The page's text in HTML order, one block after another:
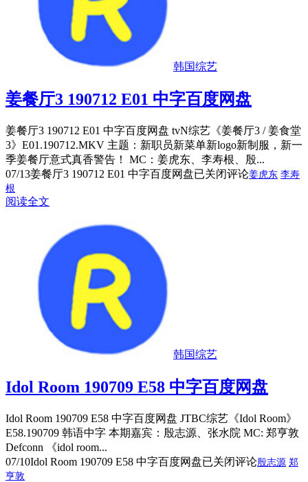
韩国综艺
姜餐厅3 190712 E01 中字百度网盘
姜餐厅3 190712 E01 中字百度网盘 tvN综艺《姜餐厅3 / 姜食堂
3》E01.190712.MKV 主题：新职员新菜单新logo新制服，新一
季姜餐厅意式真香警告！ MC：姜虎东、李寿根、殷...
07/13姜餐厅3 190712 E01 中字百度网盘已关闭评论姜虎东 李寿
根
阅读全文
韩国综艺
Idol Room 190709 E58 中字百度网盘
Idol Room 190709 E58 中字百度网盘 JTBC综艺《Idol Room》
E58.190709 韩语中字 本期嘉宾：殷志源、张水院 MC: 郑亨敦
Defconn 《idol room...
07/10Idol Room 190709 E58 中字百度网盘已关闭评论殷志源 郑
亨敦